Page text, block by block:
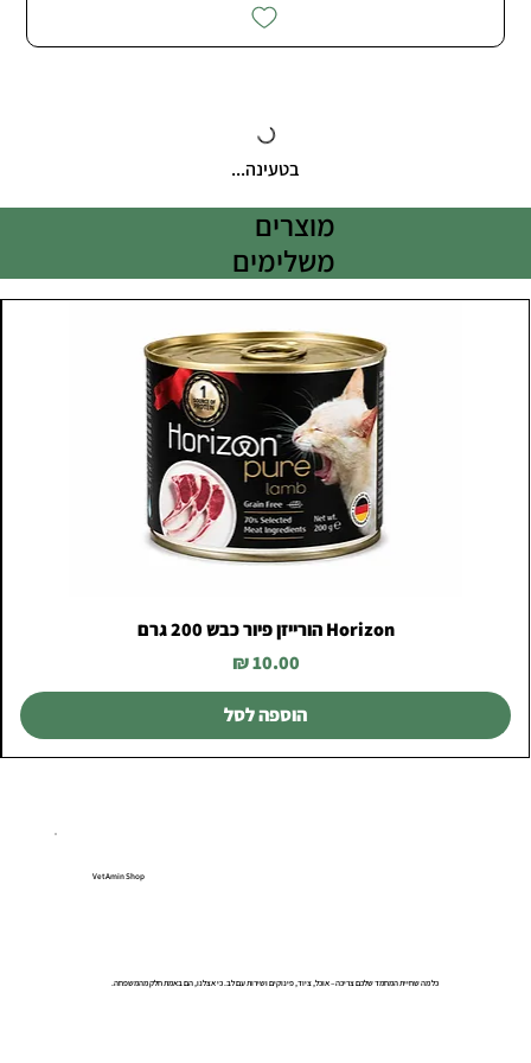
בטעינה...
מוצרים
משלימים
Horizon הורייזן פיור כבש 200 גרם
מחיר
הוספה לסל
VetAmin Shop
כל מה שחיית המחמד שלכם צריכה – אוכל, ציוד, פינוקים ושירות עם לב. כי אצלנו, הם באמת חלק מהמשפחה.